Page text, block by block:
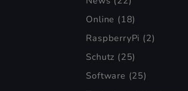
Online (18)
RaspberryPi (2)
Schutz (25)
Software (25)